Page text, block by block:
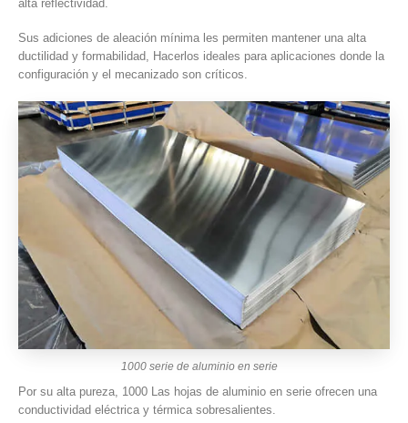
alta reflectividad.
Sus adiciones de aleación mínima les permiten mantener una alta
ductilidad y formabilidad, Hacerlos ideales para aplicaciones donde la
configuración y el mecanizado son críticos.
1000 serie de aluminio en serie
Por su alta pureza, 1000 Las hojas de aluminio en serie ofrecen una
conductividad eléctrica y térmica sobresalientes.